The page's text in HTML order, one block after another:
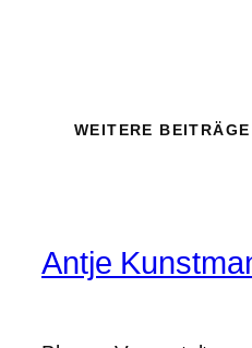
WEITERE BEITRÄGE
Antje